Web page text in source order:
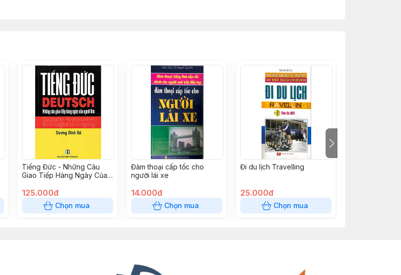
Tiếng Đức - Những Câu
Giao Tiếp Hàng Ngày Của
125.000đ
Chọn mua
Đàm thoại cấp tốc cho
người lái xe
14.000đ
Chọn mua
Đi du lịch Travelling
25.000đ
Chọn mua